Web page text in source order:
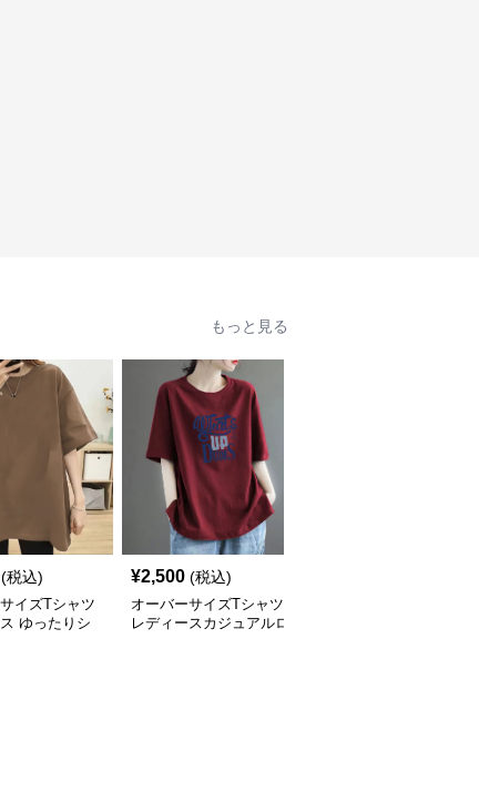
もっと見る
(税込)
イズTシャツ
ゆったりシ
¥2,500 (税込)
オーバーサイズTシャツ
レディースカジュアルロ